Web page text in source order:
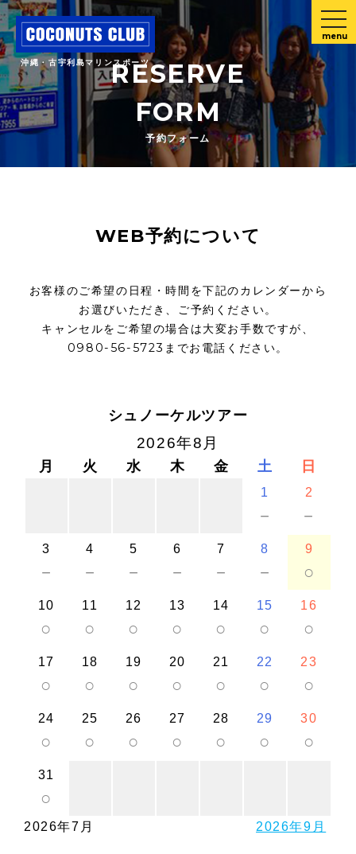
沖縄・古宇利島マリンスポーツ
menu
RESERVE
FORM
予約フォーム
WEB予約について
お客様のご希望の日程・時間を下記のカレンダーから
お選びいただき、ご予約ください。
キャンセルをご希望の場合は大変お手数ですが、
0980-56-5723までお電話ください。
シュノーケルツアー
2026年8月
月 火 水 木 金 土 日
1
－
2
－
3
－
4
－
5
－
6
－
7
－
8
－
9
○
10
○
11
○
12
○
13
○
14
○
15
○
16
○
17
○
18
○
19
○
20
○
21
○
22
○
23
○
24
○
25
○
26
○
27
○
28
○
29
○
30
○
31
○
2026年7月 2026年9月